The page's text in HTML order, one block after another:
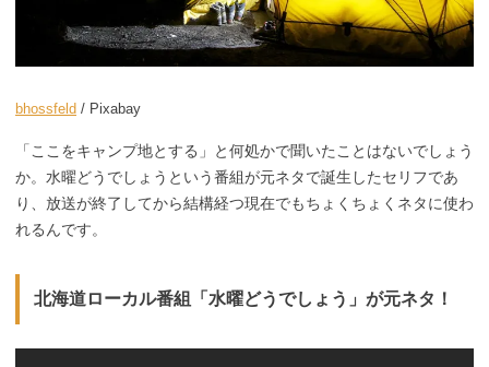
bhossfeld / Pixabay
「ここをキャンプ地とする」と何処かで聞いたことはないでしょう
か。水曜どうでしょうという番組が元ネタで誕生したセリフであ
り、放送が終了してから結構経つ現在でもちょくちょくネタに使わ
れるんです。
北海道ローカル番組「水曜どうでしょう」が元ネタ！